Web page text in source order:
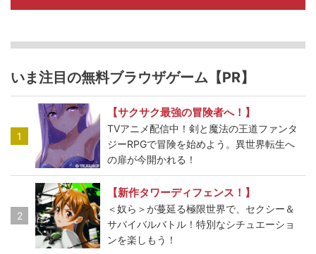
いま注目の無料ブラウザゲーム【PR】
1
【サクサク最強の冒険者へ！】
TVアニメ配信中！剣と魔法の王道ファンタ
ジーRPGで冒険を始めよう。異世界転生へ
の扉が今開かれる！
2
【新作タワーディフェンス！】
＜奴ら＞が蔓延る極限世界で、セクシー＆
サバイバルバトル！特別なシチュエーショ
ンを楽しもう！